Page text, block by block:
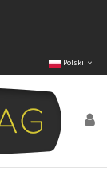
Polski